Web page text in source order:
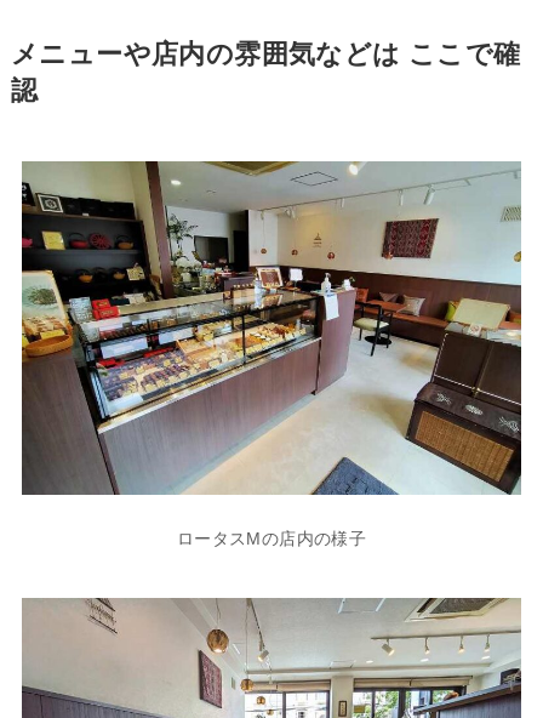
メニューや店内の雰囲気などは ここで確
認
ロータスMの店内の様子